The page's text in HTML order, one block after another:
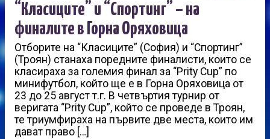
“Класиците” и “Спортинг” – на
финалите в Горна Оряховица
Отборите на “Класиците” (София) и “Спортинг”
(Троян) станаха поредните финалисти, които се
класираха за големия финал за “Prity Cup” по
минифутбол, който ще е в Горна Оряховица от
23 до 25 август т.г. В четвъртия турнир от
веригата “Prity Cup”, който се проведе в Троян,
те триумфираха на първите две места, които им
дават право […]